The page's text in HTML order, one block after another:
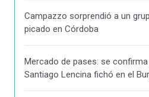
Campazzo sorprendió a un
picado en Córdoba
Mercado de pases: se
Santiago Lencina fichó en el